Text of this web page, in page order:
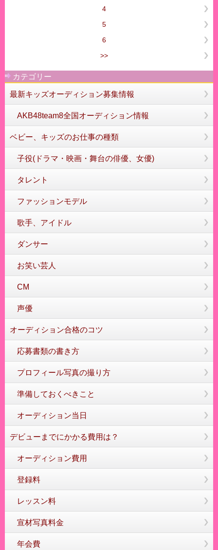
4
5
6
>>
カテゴリー
最新キッズオーディション募集情報
AKB48team8全国オーディション情報
ベビー、キッズのお仕事の種類
子役(ドラマ・映画・舞台の俳優、女優)
タレント
ファッションモデル
歌手、アイドル
ダンサー
お笑い芸人
CM
声優
オーディション合格のコツ
応募書類の書き方
プロフィール写真の撮り方
準備しておくべきこと
オーディション当日
デビューまでにかかる費用は？
オーディション費用
登録料
レッスン料
宣材写真料金
年会費